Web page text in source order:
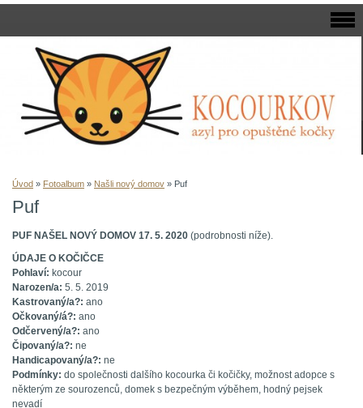
Úvod » Fotoalbum » Našli nový domov » Puf
Puf
PUF NAŠEL NOVÝ DOMOV 17. 5. 2020 (podrobnosti níže).
ÚDAJE O KOČIČCE
Pohlaví: kocour
Narozen/a: 5. 5. 2019
Kastrovaný/a?: ano
Očkovaný/á?: ano
Odčervený/a?: ano
Čipovaný/a?: ne
Handicapovaný/a?: ne
Podmínky: do společnosti dalšího kocourka či kočičky, možnost adopce s
některým ze sourozenců, domek s bezpečným výběhem, hodný pejsek
nevadí